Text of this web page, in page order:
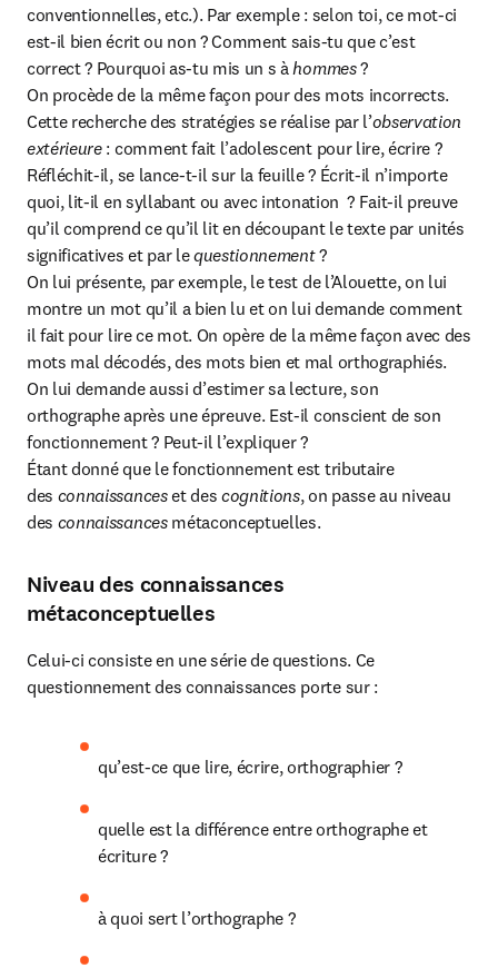
conventionnelles, etc.). Par exemple : selon toi, ce mot-ci
est-il bien écrit ou non ? Comment sais-tu que c’est
correct ? Pourquoi as-tu mis un s à hommes ?
On procède de la même façon pour des mots incorrects.
Cette recherche des stratégies se réalise par l’observation
extérieure : comment fait l’adolescent pour lire, écrire ?
Réfléchit-il, se lance-t-il sur la feuille ? Écrit-il n’importe
quoi, lit-il en syllabant ou avec intonation  ? Fait-il preuve
qu’il comprend ce qu’il lit en découpant le texte par unités
significatives et par le questionnement ?
On lui présente, par exemple, le test de l’Alouette, on lui
montre un mot qu’il a bien lu et on lui demande comment
il fait pour lire ce mot. On opère de la même façon avec des
mots mal décodés, des mots bien et mal orthographiés.
On lui demande aussi d’estimer sa lecture, son
orthographe après une épreuve. Est-il conscient de son
fonctionnement ? Peut-il l’expliquer ?
Étant donné que le fonctionnement est tributaire
des connaissances et des cognitions, on passe au niveau
des connaissances métaconceptuelles.
Niveau des connaissances
métaconceptuelles
Celui-ci consiste en une série de questions. Ce
questionnement des connaissances porte sur :
qu’est-ce que lire, écrire, orthographier ?
quelle est la différence entre orthographe et
écriture ?
à quoi sert l’orthographe ?